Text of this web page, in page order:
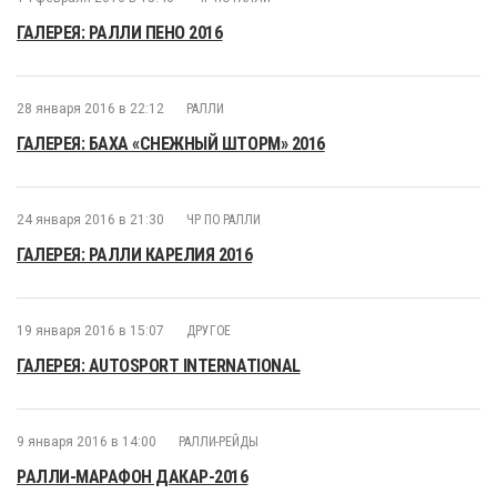
ГАЛЕРЕЯ: РАЛЛИ ПЕНО 2016
28 января 2016 в 22:12 РАЛЛИ
ГАЛЕРЕЯ: БАХА «СНЕЖНЫЙ ШТОРМ» 2016
24 января 2016 в 21:30 ЧР ПО РАЛЛИ
ГАЛЕРЕЯ: РАЛЛИ КАРЕЛИЯ 2016
19 января 2016 в 15:07 ДРУГОЕ
ГАЛЕРЕЯ: AUTOSPORT INTERNATIONAL
9 января 2016 в 14:00 РАЛЛИ-РЕЙДЫ
РАЛЛИ-МАРАФОН ДАКАР-2016